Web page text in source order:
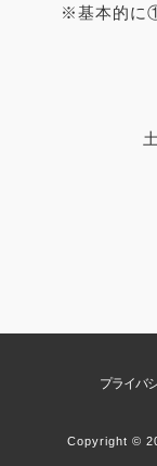
※基本的に
プライバ
Copyright ©